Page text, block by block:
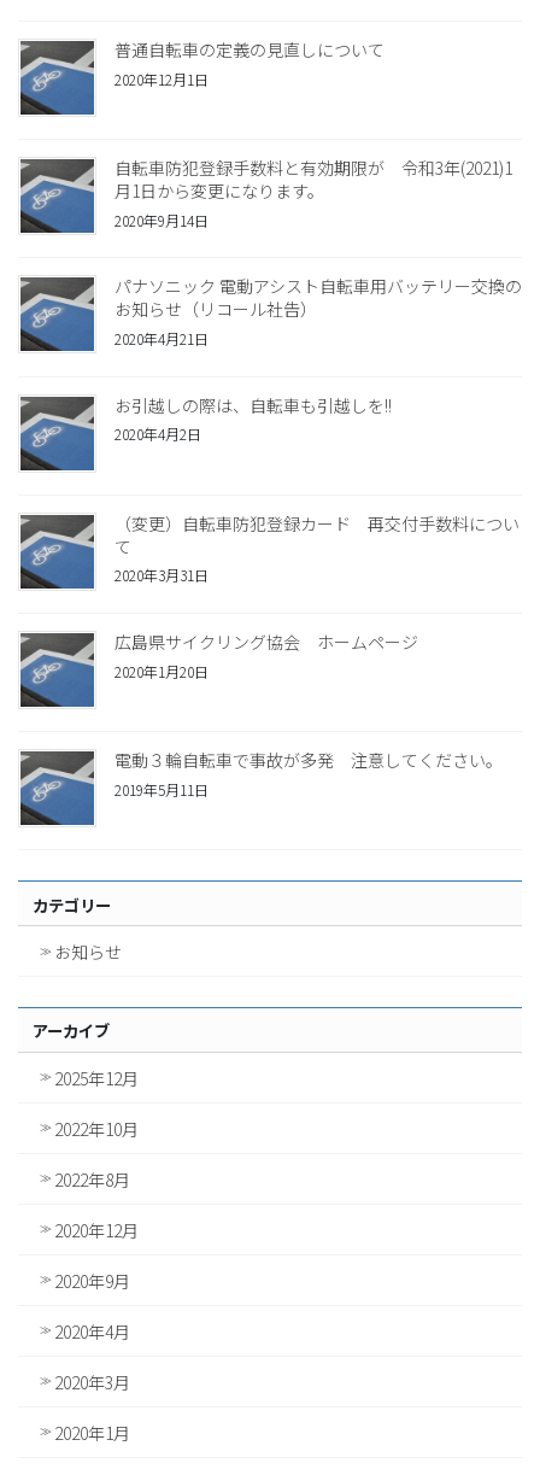
普通自転車の定義の見直しについて
2020年12月1日
自転車防犯登録手数料と有効期限が 令和3年(2021)1
月1日から変更になります。
2020年9月14日
パナソニック 電動アシスト自転車用バッテリー交換の
お知らせ（リコール社告）
2020年4月21日
お引越しの際は、自転車も引越しを!!
2020年4月2日
（変更）自転車防犯登録カード 再交付手数料につい
て
2020年3月31日
広島県サイクリング協会 ホームページ
2020年1月20日
電動３輪自転車で事故が多発 注意してください。
2019年5月11日
カテゴリー
お知らせ
アーカイブ
2025年12月
2022年10月
2022年8月
2020年12月
2020年9月
2020年4月
2020年3月
2020年1月